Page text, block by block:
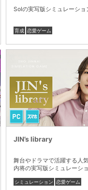
Solの実写版シミュレーショ
育成 恋愛ゲーム
JIN’s library
舞台やドラマで活躍する人
内将の実写版シミュレーシ
シミュレーション 恋愛ゲーム